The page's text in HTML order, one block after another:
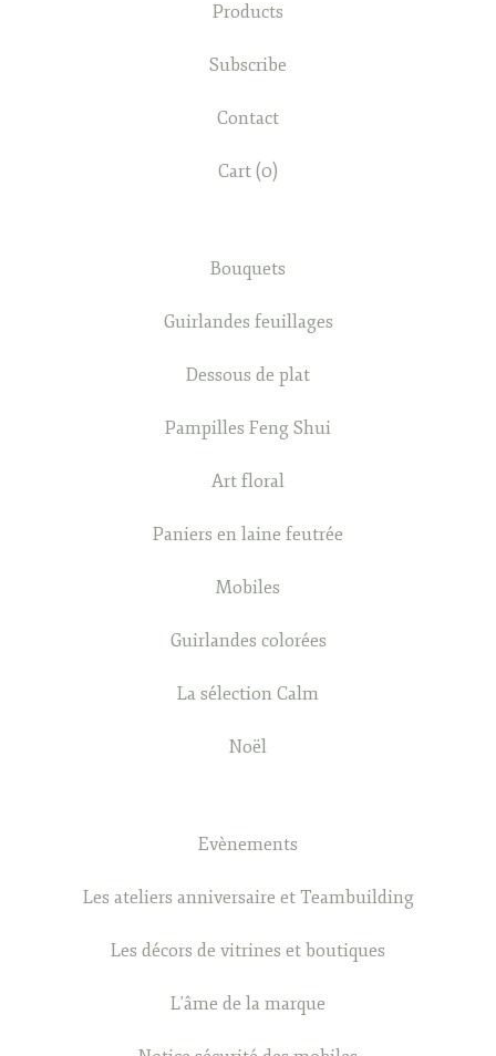
Products
Subscribe
Contact
Cart (0)
Bouquets
Guirlandes feuillages
Dessous de plat
Pampilles Feng Shui
Art floral
Paniers en laine feutrée
Mobiles
Guirlandes colorées
La sélection Calm
Noël
Evènements
Les ateliers anniversaire et Teambuilding
Les décors de vitrines et boutiques
L'âme de la marque